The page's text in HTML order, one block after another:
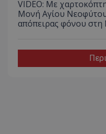
VIDEO: Με
Μονή Αγίου
απόπειρας φόνου